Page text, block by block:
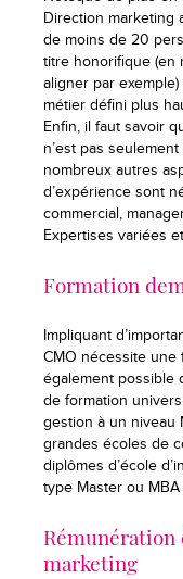
Direction marketing
de moins de 20
titre honorifique (en
aligner par
métier défini plus
Enfin, il faut savoir
n’est pas
nombreux autres
d’expérience sont
commercial,
Expertises variées
Formation
Impliquant
CMO nécessite une
également possible
de formation
gestion à un niveau
grandes écoles de
diplômes d’école
type Master ou
Rémunération
marketing